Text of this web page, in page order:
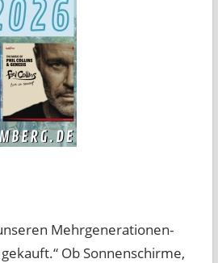
Mehrgenerationen-
Ob Sonnenschirme,